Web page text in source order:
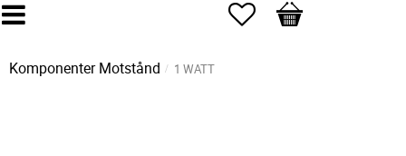
Favoriter
Kundvagn
Komponenter Motstånd 1 WATT